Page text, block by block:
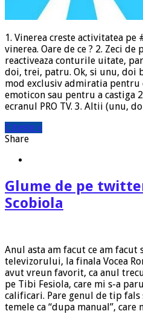
1. Vinerea creste activitatea
vinerea. Oare de ce ? 2. Zeci de
reactiveaza conturile uitate,
doi, trei, patru. Ok, si unu, doi
mod exclusiv admiratia pentru
emoticon sau pentru a castiga
ecranul PRO TV. 3. Altii (unu,
Citeste »
Share
Glume de pe
Scobiola
Anul asta am facut ce am facut
televizorului, la finala Vocea
avut vreun favorit, ca anul
pe Tibi Fesiola, care mi s-a
calificari. Pare genul de tip fals
temele ca “dupa manual”, care